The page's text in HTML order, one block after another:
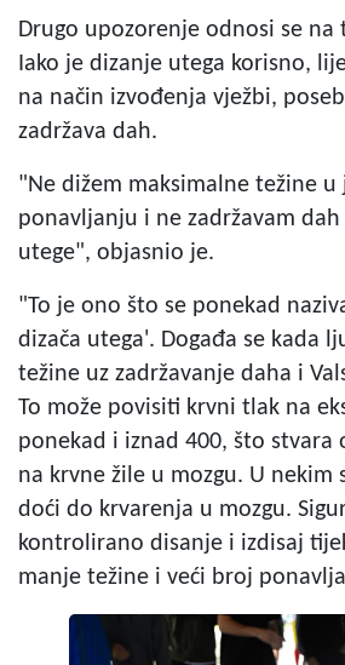
Drugo upozorenje odnosi se na
Iako je dizanje utega korisno,
na način izvođenja vježbi,
zadržava dah.
"Ne dižem maksimalne težine u
ponavljanju i ne zadržavam
utege", objasnio je.
"To je ono što se ponekad
dizača utega'. Događa se kada
težine uz zadržavanje daha i
To može povisiti krvni tlak na
ponekad i iznad 400, što stvara
na krvne žile u mozgu. U nekim
doći do krvarenja u mozgu.
kontrolirano disanje i izdisaj
manje težine i veći broj